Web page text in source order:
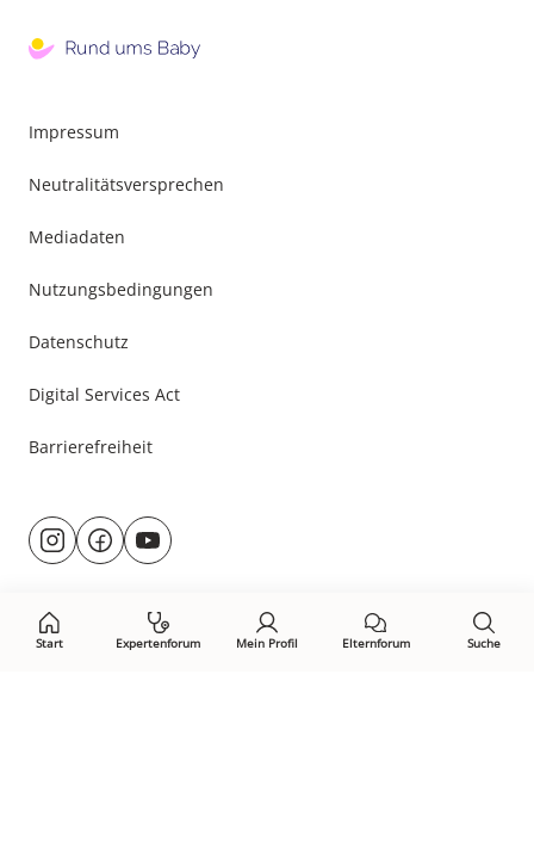
Start Expertenforum Mein Profil Elternforum Suche
Impressum
Neutralitätsversprechen
Mediadaten
Nutzungsbedingungen
Datenschutz
Digital Services Act
Barrierefreiheit
Besuche
uns@rund.ums.baby
facebook.com/rundumsbaby.de
youtube.com/@rundumsbaby_